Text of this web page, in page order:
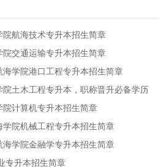
航海技术专升本招生简章
交通运输专升本招生简章
学院港口工程专升本招生简章
土木工程专升本，职称晋升必备学历
计算机专升本招生简章
院机械工程专升本招生简章
学院金融学专升本招生简章
专升本招生简章